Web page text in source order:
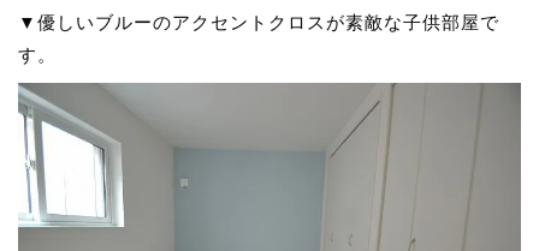
▼優しいブルーのアクセントクロスが素敵な子供部屋で
す。